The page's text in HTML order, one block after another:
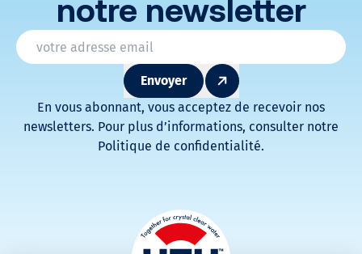
notre newsletter
Email
Envoyer
* Champs obligatoires
En vous abonnant, vous acceptez de recevoir nos
newsletters. Pour plus d’informations, consulter notre
Politique de confidentialité.